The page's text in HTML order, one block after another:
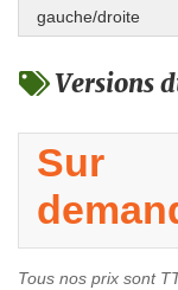
gauche/droite
Versions
Sur
Tous nos prix sont